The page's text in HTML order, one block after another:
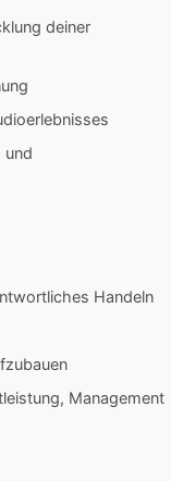
deiner
und
Handeln
Management